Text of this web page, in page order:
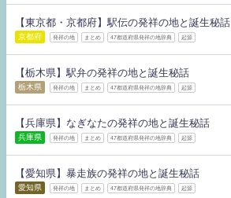
【東京都・京都府】駅伝の発祥の地と誕生秘話
京都府 発祥の地 まとめ 47都道府県発祥の地辞典 起源
【栃木県】駅弁の発祥の地と誕生秘話
栃木県 発祥の地 まとめ 47都道府県発祥の地辞典 起源
【兵庫県】なぎなたの発祥の地と誕生秘話
兵庫県 発祥の地 まとめ 47都道府県発祥の地辞典 起源
【愛知県】暴走族の発祥の地と誕生秘話
愛知県 発祥の地 まとめ 47都道府県発祥の地辞典 起源